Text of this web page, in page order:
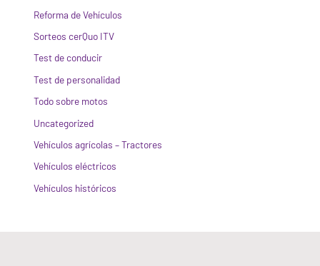
Reforma de Vehículos
Sorteos cerQuo ITV
Test de conducir
Test de personalidad
Todo sobre motos
Uncategorized
Vehículos agrícolas – Tractores
Vehículos eléctricos
Vehículos históricos